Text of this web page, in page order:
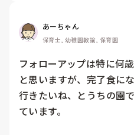
あーちゃん
保育士, 幼稚園教諭, 保育園
フォローアップは特に何
と思いますが、完了食に
行きたいね、とうちの園
ています。